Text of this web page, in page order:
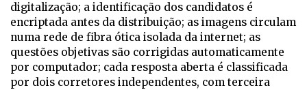
digitalização; a identificação dos candidatos é
encriptada antes da distribuição; as imagens circulam
numa rede de fibra ótica isolada da internet; as
questões objetivas são corrigidas automaticamente
por computador; cada resposta aberta é classificada
por dois corretores independentes, com terceira